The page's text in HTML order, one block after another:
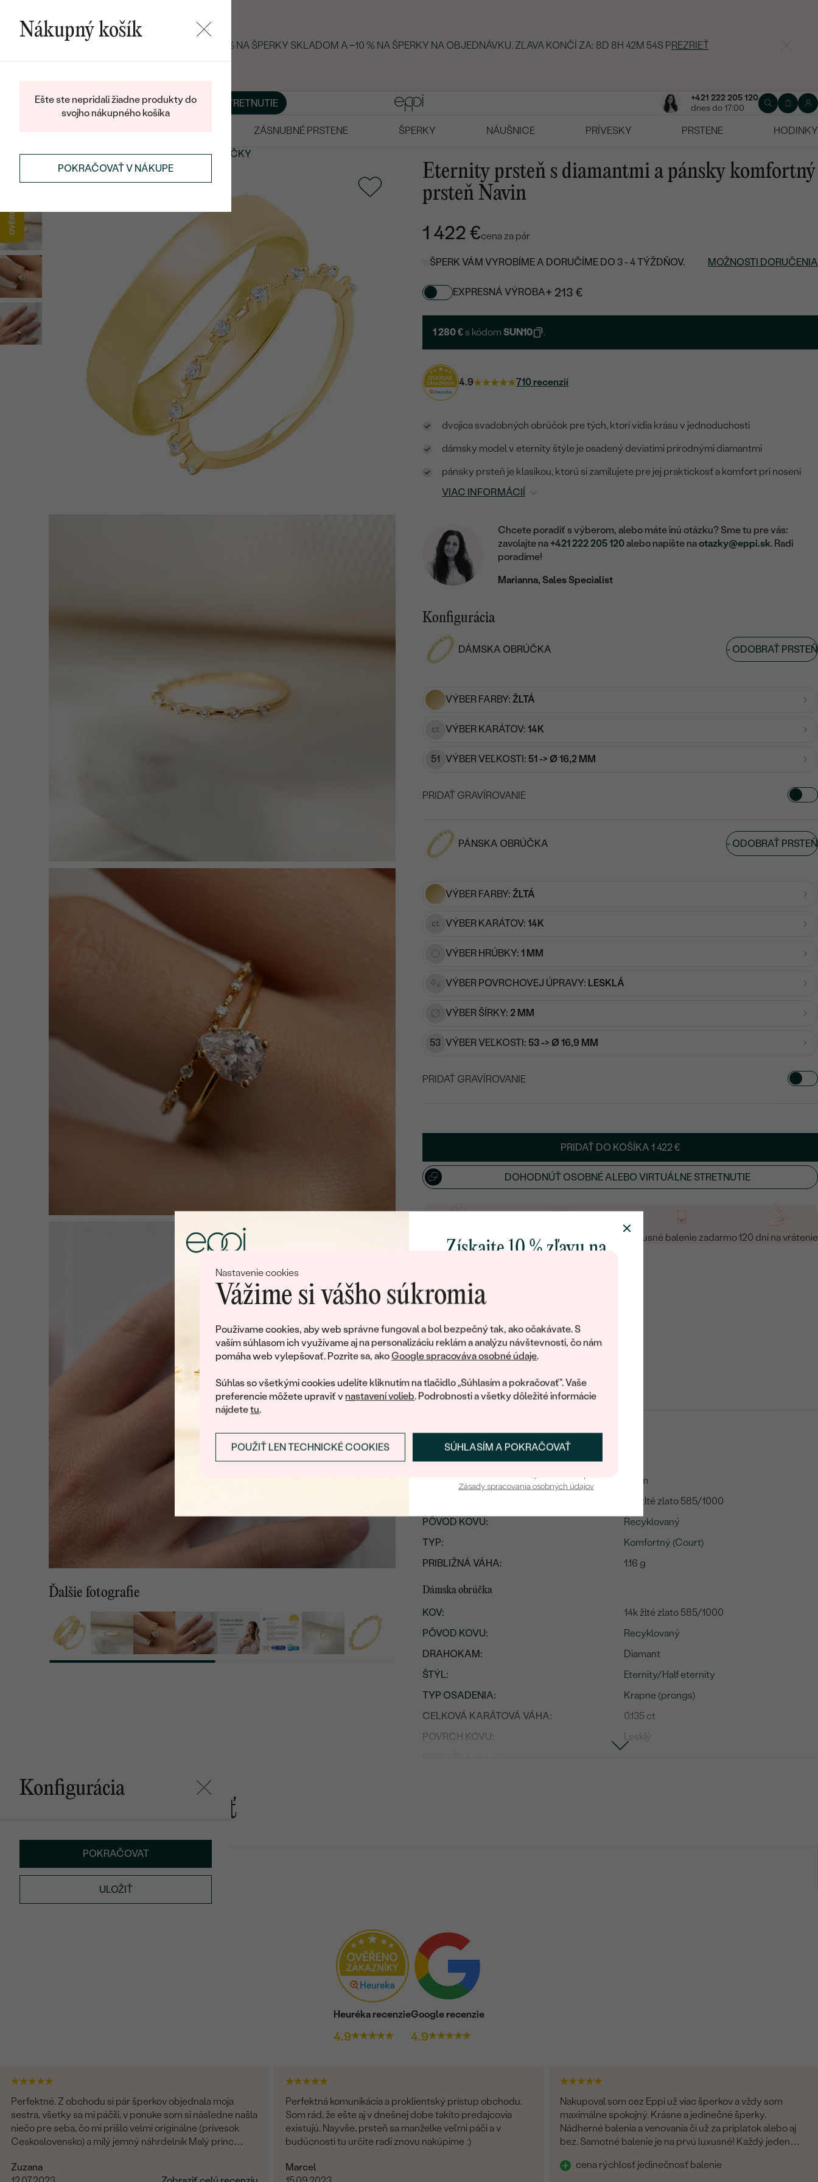
Nastavenie cookies
Vážime si vášho súkromia
Používame cookies, aby web správne fungoval a bol bezpečný tak, ako očakávate. S
vaším súhlasom ich využívame aj na personalizáciu reklám a analýzu návštevnosti, čo nám
pomáha web vylepšovať. Pozrite sa, akoGoogle spracováva osobné údaje.
Súhlas so všetkými cookies udelíte kliknutím na tlačidlo „Súhlasím a pokračovať". Vaše
preferencie môžete upraviť v nastavení volieb. Podrobnosti a všetky dôležité informácie
nájdetetu.
SÚHLASÍM A POKRAČOVAŤ
POUŽIŤ LEN TECHNICKÉ COOKIES
LETNÝ BLACK FRIDAY: −25 % NA ŠPERKY SKLADOM A −10 % NA ŠPERKY NA OBJEDNÁVKU. ZĽAVA KONČÍ ZA: 8D 8H 42M 53S PREZRIEŤ
BLOGŠPERKY NA MIERU DOHODNÚŤ STRETNUTIE
+421 222 205 120
dnes do 17:00
ZÁSNUBNÉ PRSTENE ŠPERKY NÁUŠNICE PRÍVESKY PRSTENE
HODINKY
SVADOBNÉ OBRÚČKYETERNITYSVADOBNÉ OBRÚČKY
Ďalšie fotografie
Eternity prsteň s diamantmi a pánsky komfortný
prsteň Navin
1 422 €cena za pár
ŠPERK VÁM VYROBÍME A DORUČÍME DO 3 - 4 TÝŽDŇOV. MOŽNOSTI DORUČENIA
EXPRESNÁ VÝROBA+ 213 €
1 280 € s kódomSUN10 .
4.9 710 recenzií
dvojica svadobných obrúčok pre tých, ktorí vidia krásu v jednoduchosti
dámsky model v eternity štýle je osadený deviatimi prírodnými diamantmi
pánsky prsteň je klasikou, ktorú si zamilujete pre jej praktickosť a komfort pri nosení
VIAC INFORMÁCIÍ
Chcete poradiť s výberom, alebo máte inú otázku? Sme tu pre vás:
zavolajte na +421 222 205 120alebo napíšte naotazky@eppi.sk. Radi
poradíme!
Marianna, Sales Specialist
Konfigurácia
DÁMSKA OBRÚČKA -ODOBRAŤ PRSTEŇ
VÝBER FARBY: ŽLTÁ
VÝBER KARÁTOV: 14K
51 VÝBER VEĽKOSTI: 51 -> Ø 16,2 MM
PRIDAŤ GRAVÍROVANIE
Napíšte iniciály/text
PÁNSKA OBRÚČKA -ODOBRAŤ PRSTEŇ
VÝBER FARBY: ŽLTÁ
VÝBER KARÁTOV: 14K
VÝBER HRÚBKY: 1 MM
VÝBER POVRCHOVEJ ÚPRAVY: LESKLÁ
VÝBER ŠÍRKY: 2 MM
53 VÝBER VEĽKOSTI: 53 -> Ø 16,9 MM
PRIDAŤ GRAVÍROVANIE
Napíšte iniciály/text
PRIDAŤ DO KOŠÍKA1 422 €
DOHODNÚŤ OSOBNÉ ALEBO VIRTUÁLNE STRETNUTIE
Doživotný servis Doručenie a vrátenie zadarmo Luxusné balenie zadarmo120 dní na vrátenie
LAB-GROWN
Detaily produktu
2 mm
14k žlté zlato 585/1000
PÔVOD KOVU:
Recyklovaný
TYP:
Komfortný (Court)
PRIBLIŽNÁ VÁHA:
1.16 g
Dámska obrúčka
KOV:
14k žlté zlato 585/1000
PÔVOD KOVU:
Recyklovaný
DRAHOKAM:
Diamant
ŠTÝL:
Eternity/Half eternity
TYP OSADENIA:
Krapne (prongs)
CELKOVÁ KARÁTOVÁ VÁHA:
0.135 ct
POVRCH KOVU:
Lesklý
FARBA:
PÔVOD:
Konfigurácia
POKRAČOVAT
ULOŽIŤ
Mohlo by sa vám páčiť
od € 739
Heuréka recenzie
4.9
Google recenzie
4.9
Perfektné. Z obchodu si pár šperkov objednala moja
sestra, všetky sa mi páčili, v ponuke som si následne našla
niečo pre seba, čo mi prišlo velmi originálne (prívesok
Ceskoslovensko) a milý jemný náhrdelník Malý princ
Obchod a tovar odporúčam, kto hladá šperk, urcite si
Zuzana
Perfektná komunikácia a proklientský prístup obchodu.
Som rád, že ešte aj v dnešnej dobe takíto predajcovia
existujú. Nayvše, prsteň sa manželke veľmi páči a v
budúcnosti tu určite radi znovu nakúpime :)
Marcel
Nakupoval som cez Eppi už viac šperkov a vždy som
maximálne spokojný. Krásne a jedinečné šperky.
Nádherné balenia a venovania či už za príplatok alebo aj
bez. Samotné balenie je na prvú luxusné! Každý jeden
cena rýchlosť jedinečnosť balenie
Nákupný košík
Ešte ste nepridali žiadne produkty do
svojho nákupného košíka
POKRAČOVAŤ V NÁKUPE
Získajte 10 % zľavu na
poctivo vyrábaných šperkov Eppi.
Ako darček na privítanie vám
obratom pošleme zľavový kód na
Prihlásiť sa a získať zľavu
Zásady spracovania osobných údajov